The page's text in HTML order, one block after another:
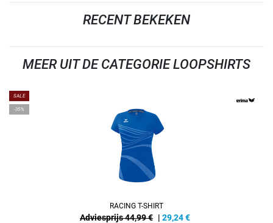
RECENT BEKEKEN
MEER UIT DE CATEGORIE LOOPSHIRTS
SALE
-35%
RACING T-SHIRT
Adviesprijs 44,99 € | 29,24€